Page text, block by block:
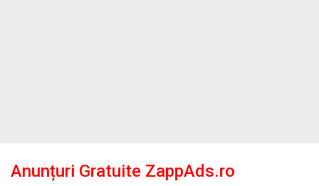
Anunțuri Gratuite ZappAds.ro